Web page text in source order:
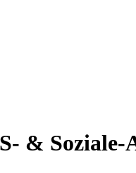
& Soziale-